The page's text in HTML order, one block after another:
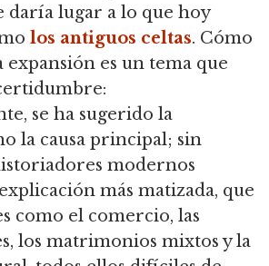
daría lugar a lo que hoy
los antiguos celtas. Cómo
expansión es un tema que
se ha sugerido la
la causa principal; sin
modernos
más matizada, que
como el comercio, las
los matrimonios mixtos y la